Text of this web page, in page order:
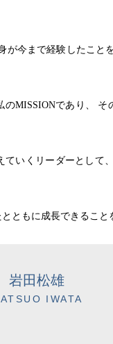
が今まで経験したこと
MISSIONであり、
いくリーダーとして
ともに成長できること
岩田松雄
IWATA